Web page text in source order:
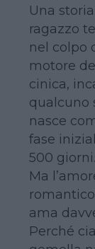
Una
ragazzo
nel colpo
motore
cinica,
qualcuno
nasce
fase
500
Ma
ama
Perché